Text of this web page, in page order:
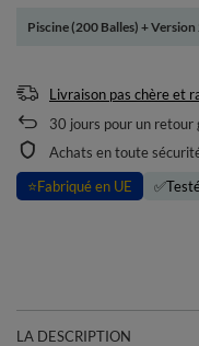
Piscine (200 Balles) + Version
Livraison pas chère et
30 jours pour un
Achats en toute
⭐Fabriqué en UE ✅
LA DESCRIPTION